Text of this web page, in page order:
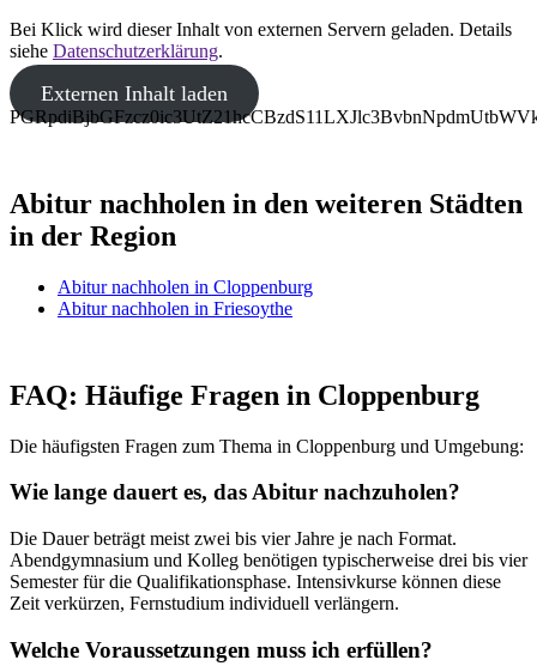
Bei Klick wird dieser Inhalt von externen Servern geladen. Details
siehe Datenschutzerklärung.
Externen Inhalt laden
Abitur nachholen in den weiteren Städten
in der Region
Abitur nachholen in Cloppenburg
Abitur nachholen in Friesoythe
FAQ: Häufige Fragen in Cloppenburg
Die häufigsten Fragen zum Thema in Cloppenburg und Umgebung:
Wie lange dauert es, das Abitur nachzuholen?
Die Dauer beträgt meist zwei bis vier Jahre je nach Format.
Abendgymnasium und Kolleg benötigen typischerweise drei bis vier
Semester für die Qualifikationsphase. Intensivkurse können diese
Zeit verkürzen, Fernstudium individuell verlängern.
Welche Voraussetzungen muss ich erfüllen?